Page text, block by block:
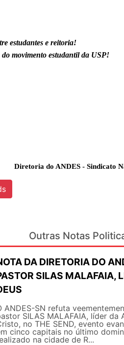
estudantes e reitoria!
movimento estudantil da USP!
Diretoria do ANDES - Sindicato
Outras Notas
DA DIRETORIA DO
SILAS MALAFAIA,
ANDES-SN refuta
SILAS MALAFAIA, líder da
no THE SEND, evento
cinco capitais no último
na cidade de R...